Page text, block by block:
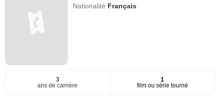
Nationalité Français
3
ans de carrière
1
film ou série tourné